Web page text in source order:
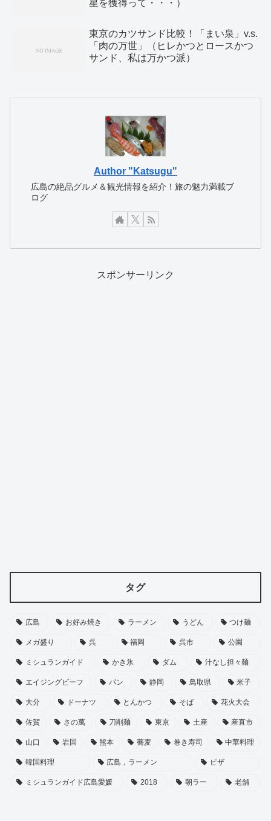
星を獲得って・・・）
東京のカツサンド比較！「まい泉」v.s.
「肉の万世」（ヒレかつとロースかつ
サンド、私は万かつ派）
Author "Katsugu"
広島の絶品グルメ＆観光情報を紹介！旅の魅力満載ブ
ログ
スポンサーリンク
タグ
広島 お好み焼き ラーメン うどん つけ麺
メガ盛り 呉 福岡 呉市 公園
ミシュランガイド かき氷 ダム 汁なし担々麺
エイジングビーフ パン 静岡 鳥取県 米子
大分 ドーナツ とんかつ そば 花火大会
佐賀 さの萬 刀削麺 東京 土産 産直市
山口 岩国 熊本 蕎麦 巻き寿司 中華料理
韓国料理 広島，ラーメン ピザ
ミシュランガイド広島愛媛 2018 朝ラー 老舗